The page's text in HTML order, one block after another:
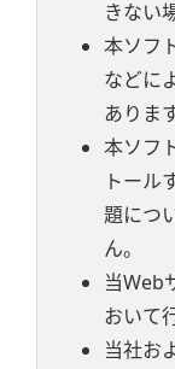
きない
本ソフ
などに
あります
本ソフ
トール
題につ
ん。
当Web
おいて
当社お